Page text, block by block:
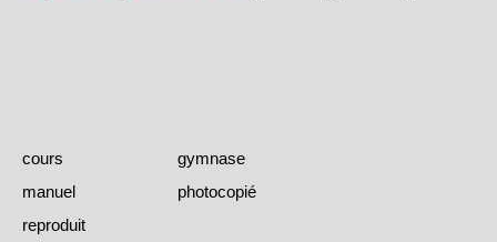
cours
gymnase
manuel
photocopié
reproduit